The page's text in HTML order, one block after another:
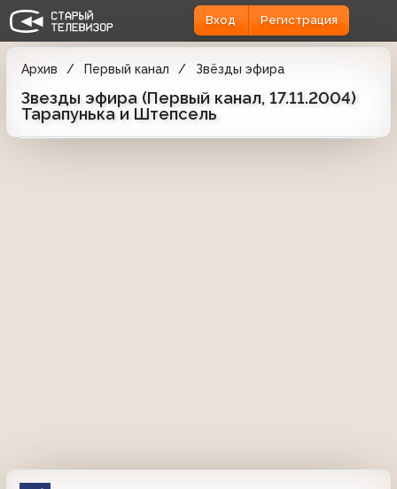
Вход Регистрация
Архив Первый канал Звёзды эфира
Звезды эфира (Первый канал, 17.11.2004)
Тарапунька и Штепсель